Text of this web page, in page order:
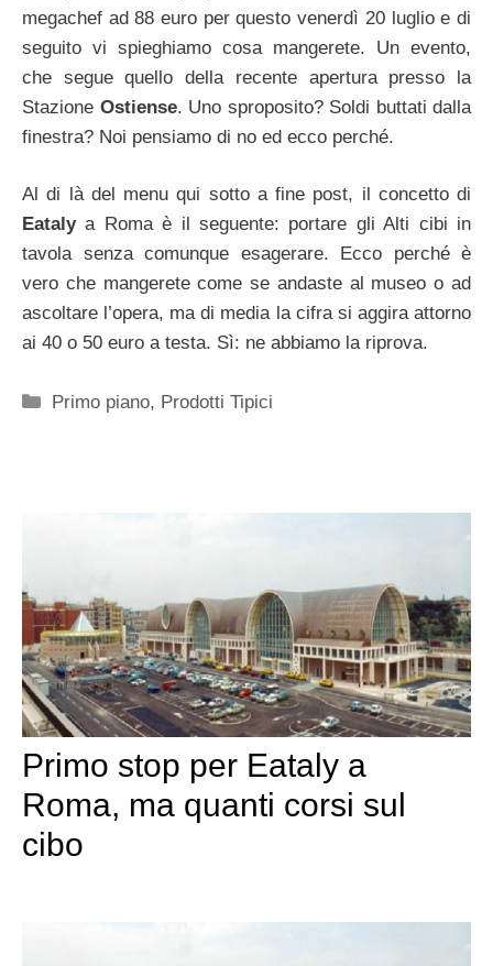
megachef ad 88 euro per questo venerdì 20 luglio e di
seguito vi spieghiamo cosa mangerete. Un evento,
che segue quello della recente apertura presso la
Stazione Ostiense. Uno sproposito? Soldi buttati dalla
finestra? Noi pensiamo di no ed ecco perché.
Al di là del menu qui sotto a fine post, il concetto di
Eatalya Roma è il seguente: portare gli Alti cibi in
tavola senza comunque esagerare. Ecco perché è
vero che mangerete come se andaste al museo o ad
ascoltare l’opera, ma di media la cifra si aggira attorno
ai 40 o 50 euro a testa. Sì: ne abbiamo la riprova.
Categorie
Primo piano, Prodotti Tipici
Primo stop per Eataly a
Roma, ma quanti corsi sul
cibo